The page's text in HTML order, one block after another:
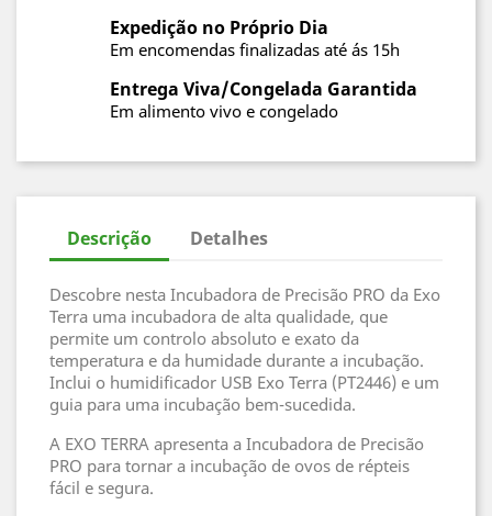
Expedição no Próprio Dia
Em encomendas finalizadas até ás 15h
Entrega Viva/Congelada Garantida
Em alimento vivo e congelado
Descrição Detalhes
Descobre nesta Incubadora de Precisão PRO da Exo
Terra uma incubadora de alta qualidade, que
permite um controlo absoluto e exato da
temperatura e da humidade durante a incubação.
Inclui o humidificador USB Exo Terra (PT2446) e um
guia para uma incubação bem-sucedida.
A EXO TERRA apresenta a Incubadora de Precisão
PRO para tornar a incubação de ovos de répteis
fácil e segura.